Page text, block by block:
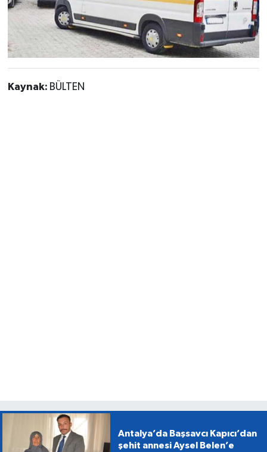
Kaynak: BÜLTEN
Antalya’da Başsavcı Kapıcı’dan
şehit annesi Aysel Belen’e